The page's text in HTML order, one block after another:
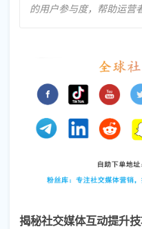
的用户参与度，帮助运营
揭秘社交媒体互动提升